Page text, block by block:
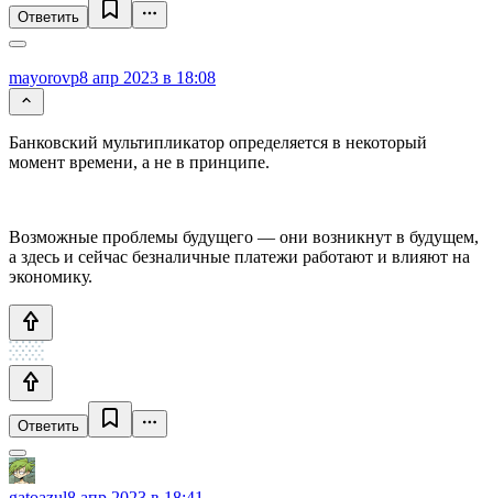
Ответить
mayorovp8 апр 2023 в 18:08
Банковский мультипликатор определяется в некоторый
момент времени, а не в принципе.
Возможные проблемы будущего — они возникнут в будущем,
а здесь и сейчас безналичные платежи работают и влияют на
экономику.
Ответить